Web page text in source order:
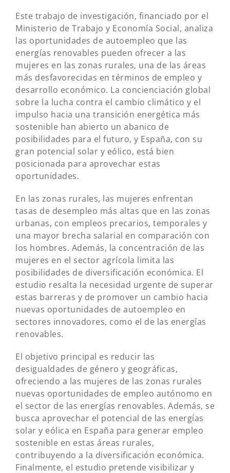
Este trabajo de investigación, financiado por el
Ministerio de Trabajo y Economía Social, analiza
las oportunidades de autoempleo que las
energías renovables pueden ofrecer a las
mujeres en las zonas rurales, una de las áreas
más desfavorecidas en términos de empleo y
desarrollo económico. La concienciación global
sobre la lucha contra el cambio climático y el
impulso hacia una transición energética más
sostenible han abierto un abanico de
posibilidades para el futuro, y España, con su
gran potencial solar y eólico, está bien
posicionada para aprovechar estas
oportunidades.
En las zonas rurales, las mujeres enfrentan
tasas de desempleo más altas que en las zonas
urbanas, con empleos precarios, temporales y
una mayor brecha salarial en comparación con
los hombres. Además, la concentración de las
mujeres en el sector agrícola limita las
posibilidades de diversificación económica. El
estudio resalta la necesidad urgente de superar
estas barreras y de promover un cambio hacia
nuevas oportunidades de autoempleo en
sectores innovadores, como el de las energías
renovables.
El objetivo principal es reducir las
desigualdades de género y geográficas,
ofreciendo a las mujeres de las zonas rurales
nuevas oportunidades de empleo autónomo en
el sector de las energías renovables. Además, se
busca aprovechar el potencial de las energías
solar y eólica en España para generar empleo
sostenible en estas áreas rurales,
contribuyendo a la diversificación económica.
Finalmente, el estudio pretende visibilizar y